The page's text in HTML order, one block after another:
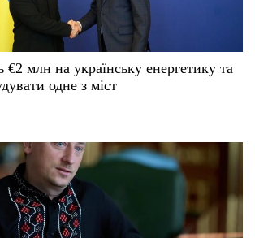
€2 млн на українську енергетику та
одне з міст